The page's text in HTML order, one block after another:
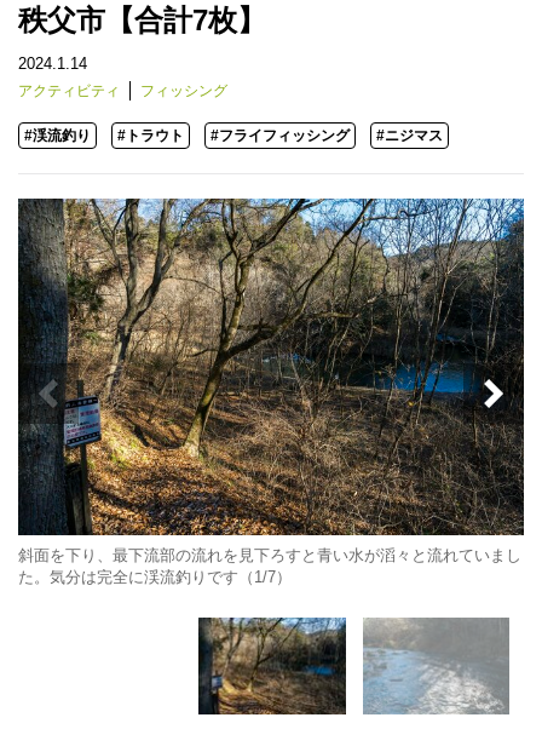
秩父市【合計7枚】
2024.1.14
アクティビティ フィッシング
#渓流釣り #トラウト #フライフィッシング #ニジマス
斜面を下り、最下流部の流れを見下ろすと青い水が滔々と流れていまし
た。気分は完全に渓流釣りです（1/7）